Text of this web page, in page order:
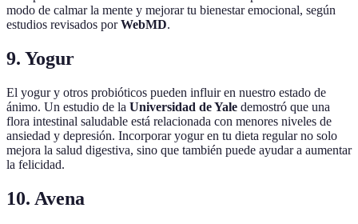
modo de calmar la mente y mejorar tu bienestar emocional, según
estudios revisados porWebMD.
9. Yogur
El yogur y otros probióticos pueden influir en nuestro estado de
ánimo. Un estudio de la Universidad de Yale demostró que una
flora intestinal saludable está relacionada con menores niveles de
ansiedad y depresión. Incorporar yogur en tu dieta regular no solo
mejora la salud digestiva, sino que también puede ayudar a aumentar
la felicidad.
10. Avena